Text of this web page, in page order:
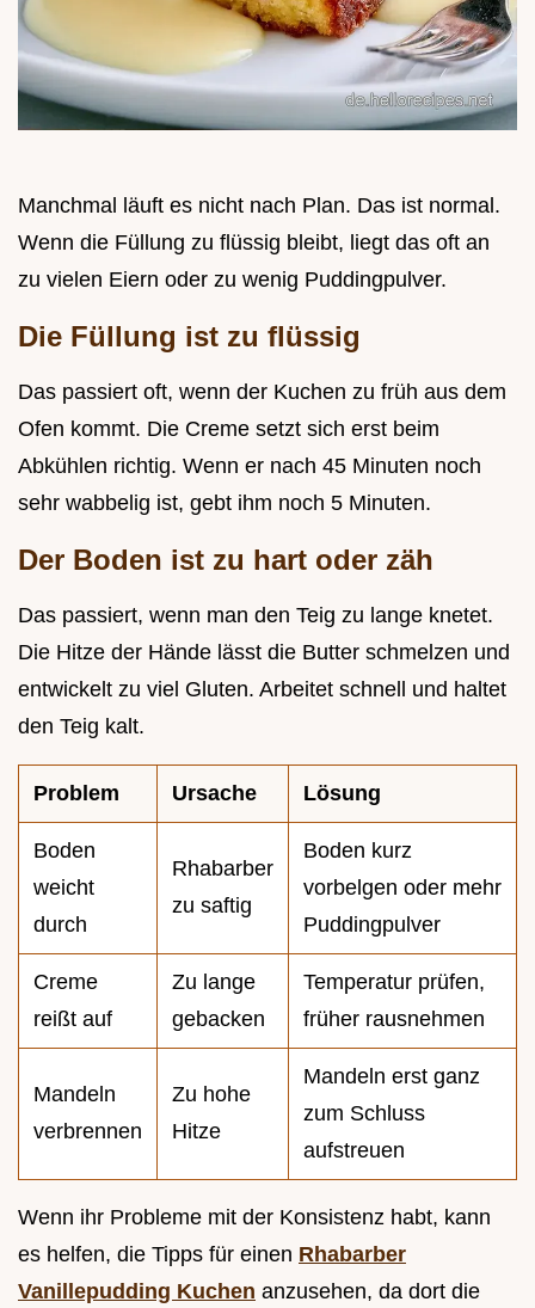
Manchmal läuft es nicht nach Plan. Das ist normal.
Wenn die Füllung zu flüssig bleibt, liegt das oft an
zu vielen Eiern oder zu wenig Puddingpulver.
Die Füllung ist zu flüssig
Das passiert oft, wenn der Kuchen zu früh aus dem
Ofen kommt. Die Creme setzt sich erst beim
Abkühlen richtig. Wenn er nach 45 Minuten noch
sehr wabbelig ist, gebt ihm noch 5 Minuten.
Der Boden ist zu hart oder zäh
Das passiert, wenn man den Teig zu lange knetet.
Die Hitze der Hände lässt die Butter schmelzen und
entwickelt zu viel Gluten. Arbeitet schnell und haltet
den Teig kalt.
Problem Ursache Lösung
Boden
weicht
durch
Rhabarber
zu saftig
Boden kurz
vorbelgen oder mehr
Puddingpulver
Creme
reißt auf
Zu lange
gebacken
Temperatur prüfen,
früher rausnehmen
Mandeln
verbrennen
Zu hohe
Hitze
Mandeln erst ganz
zum Schluss
aufstreuen
Wenn ihr Probleme mit der Konsistenz habt, kann
es helfen, die Tipps für einen Rhabarber
Vanillepudding Kuchen anzusehen, da dort die